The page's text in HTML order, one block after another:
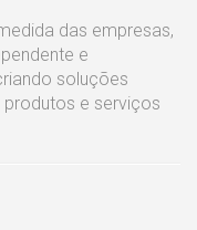
das empresas,
e
soluções
e serviços